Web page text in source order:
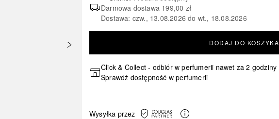
Darmowa dostawa 199,00 zł
Dostawa: czw., 13.08.2026 do wt., 18.08.2026
DODAJ DO KOSZYKA
Click & Collect - odbiór w perfumerii nawet za 2 godziny
Sprawdź dostępność w perfumerii
Wysyłka przez